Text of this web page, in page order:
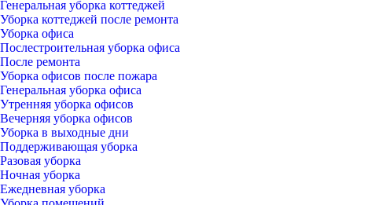
Генеральная уборка коттеджей
Уборка коттеджей после ремонта
Уборка офиса
Послестроительная уборка офиса
После ремонта
Уборка офисов после пожара
Генеральная уборка офиса
Утренняя уборка офисов
Вечерняя уборка офисов
Уборка в выходные дни
Поддерживающая уборка
Разовая уборка
Ночная уборка
Ежедневная уборка